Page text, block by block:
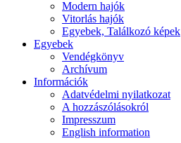
Modern hajók
Vitorlás hajók
Egyebek, Találkozó képek
Egyebek
Vendégkönyv
Archívum
Információk
Adatvédelmi nyilatkozat
A hozzászólásokról
Impresszum
English information